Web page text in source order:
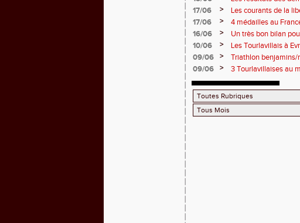
17/06
>
Les courants de la
17/06
>
4 médailles au
16/06
>
Un très bon bilan
10/06
>
Les Tourlavillais à
09/06
>
Triathlon
09/06
> 3 Tourlavillaises au